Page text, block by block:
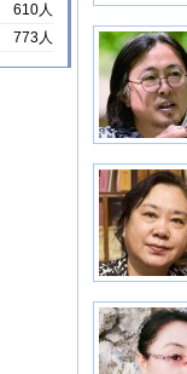
610人
773人